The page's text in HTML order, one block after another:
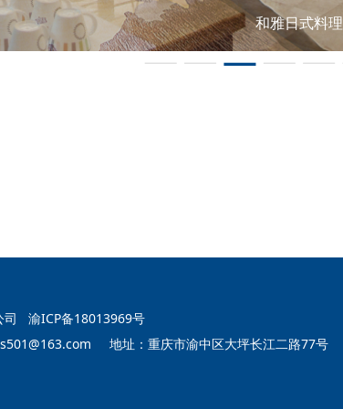
和雅日式料理
司 渝ICP备18013969号
地址：重庆市渝中区大坪长江二路77号